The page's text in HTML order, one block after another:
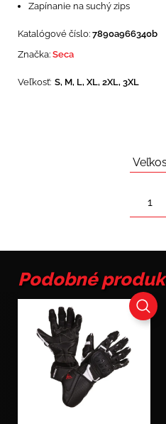
Zapínanie na suchý zips
Katalógové číslo: 7890a966340b
Značka: Seca
Veľkosť: S, M, L, XL, 2XL, 3XL
Podobné